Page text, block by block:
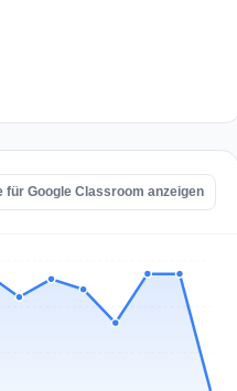
für Google Classroom anzeigen